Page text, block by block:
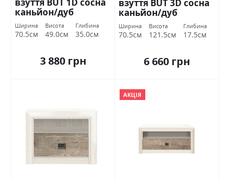
каньйон/дуб
корабельний БРВ
Україна
Ширина
70.5см
Висота
49.0см
Глибина
35.0см
3 880 грн
взуття BUT 3D сосна
каньйон/дуб
корабельний БРВ
Україна
Ширина
70.5см
Висота
121.5см
Глибина
17.5см
6 660 грн
АКЦІЯ